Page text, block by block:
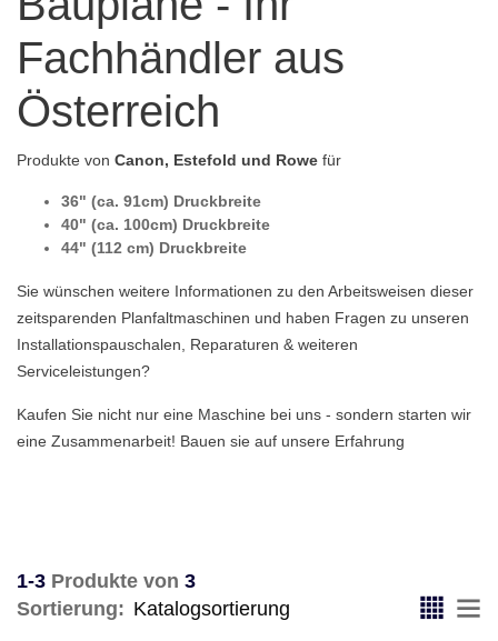
Fachhändler aus
Österreich
Produkte von Canon, Estefold und Rowe für
36" (ca. 91cm) Druckbreite
40" (ca. 100cm) Druckbreite
44" (112 cm) Druckbreite
Sie wünschen weitere Informationen zu den Arbeitsweisen dieser
zeitsparenden Planfaltmaschinen und haben Fragen zu unseren
Installationspauschalen, Reparaturen & weiteren
Serviceleistungen?
Kaufen Sie nicht nur eine Maschine bei uns - sondern starten wir
eine Zusammenarbeit! Bauen sie auf unsere Erfahrung
1-3 Produkte von 3
Sortierung: